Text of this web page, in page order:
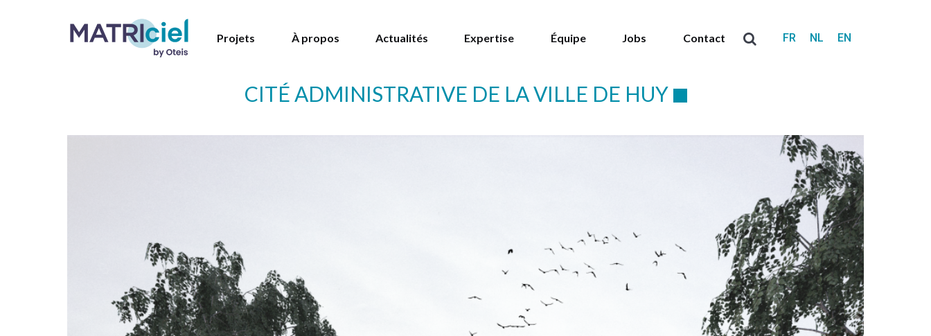
Projets À propos Actualités Expertise Équipe Jobs Contact
Recherche
FR NL EN
CITÉ ADMINISTRATIVE DE LA VILLE DE HUY